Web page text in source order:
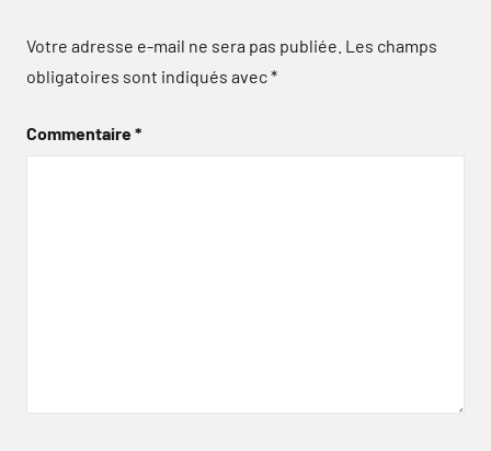
Votre adresse e-mail ne sera pas publiée. Les champs
obligatoires sont indiqués avec*
Commentaire*